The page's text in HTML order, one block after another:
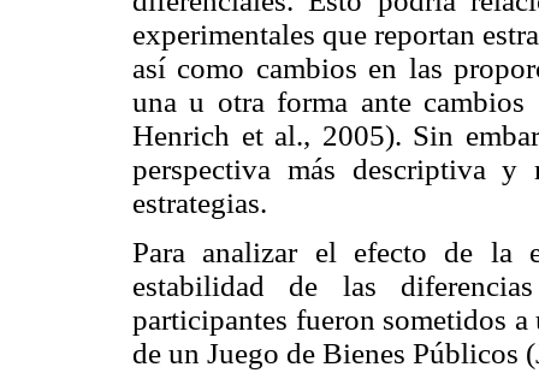
experimentales que reportan
así como cambios en las
una u otra forma ante
Henrich et al., 2005). Sin
perspectiva más descriptiva y
estrategias.
Para analizar el efecto de la
estabilidad de las
participantes fueron sometidos
de un Juego de Bienes Públicos